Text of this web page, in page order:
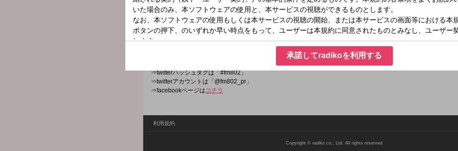
放送時間
2026年7月2日（木）17:51～18:00
番組名
アコム Somethin'New
ネクストブレイクアーティストを毎月1組ピックアップしてお届け！
⇒twitterハッシュタグは「#fm802」
⇒twitterアカウントは「@fm802_pr」
⇒facebookページは コチラ
利用規約
Copyright © radiko co., Ltd. All rights reserved
承諾してradikoを利用する